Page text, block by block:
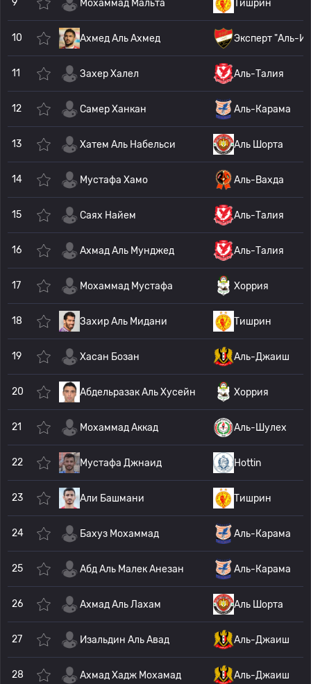
9 Мохаммад Мальта Тишрин
10 Ахмед Аль Ахмед Эксперт "Аль-
11 Захер Халел Аль-Талия
12 Самер Ханкан Аль-Карама
13 Хатем Аль Набельси Аль Шорта
14 Мустафа Хамо Аль-Вахда
15 Саях Найем Аль-Талия
16 Ахмад Аль Мунджед Аль-Талия
17 Мохаммад Мустафа Хоррия
18 Захир Аль Мидани Тишрин
19 Хасан Бозан Аль-Джаиш
20 Абдельразак Аль Хусейн Хоррия
21 Мохаммад Аккад Аль-Шулех
22 Мустафа Джнаид Hottin
23 Али Башмани Тишрин
24 Бахуз Мохаммад Аль-Карама
25 Абд Аль Малек Анезан Аль-Карама
26 Ахмад Аль Лахам Аль Шорта
27 Изальдин Аль Авад Аль-Джаиш
28 Ахмад Хадж Мохамад Аль-Джаиш